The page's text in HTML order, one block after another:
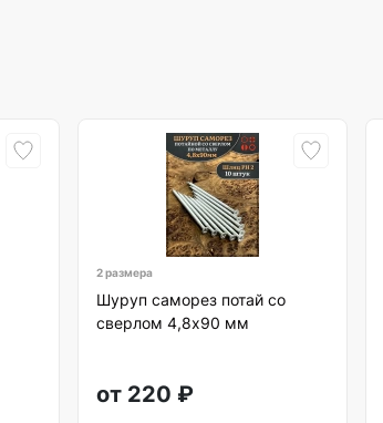
2 размера
Шуруп саморез потай со
сверлом 4,8х90 мм
от 220 ₽